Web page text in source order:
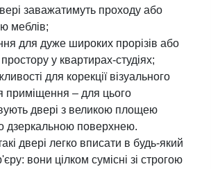
заважатимуть проходу або
меблів;
для дуже широких прорізів або
у квартирах-студіях;
для корекції візуального
приміщення – для цього
двері з великою площею
дзеркальною поверхнею.
двері легко вписати в будь-який
вони цілком сумісні зі строгою